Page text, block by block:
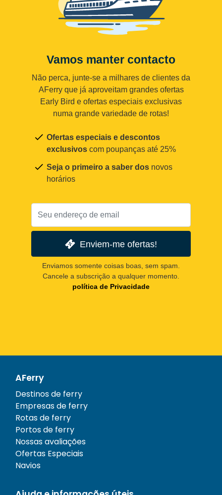
Vamos manter contacto
Não perca, junte-se a milhares de clientes da
AFerry que já aproveitam grandes ofertas
Early Bird e ofertas especiais exclusivas
numa grande variedade de rotas!
Ofertas especiais e descontos
exclusivos com poupanças até 25%
Seja o primeiro a saber dos novos
horários
Enviem-me ofertas!
Enviamos somente coisas boas, sem spam.
Cancele a subscrição a qualquer momento.
política de Privacidade
AFerry
Destinos de ferry
Empresas de ferry
Rotas de ferry
Portos de ferry
Nossas avaliações
Ofertas Especiais
Navios